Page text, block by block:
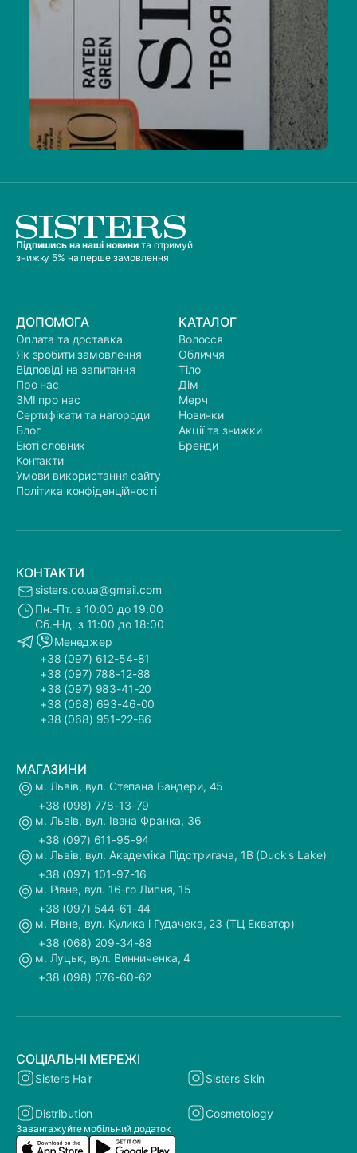
Підпишись на наші новини та отримуй
знижку 5% на перше замовлення
ДОПОМОГА
Оплата та доставка
Як зробити замовлення
Відповіді на запитання
Про нас
ЗМІ про нас
Сертифікати та нагороди
Блог
Бюті словник
Контакти
Умови використання сайту
Політика конфіденційності
КАТАЛОГ
Волосся
Обличчя
Тіло
Дім
Мерч
Новинки
Акції та знижки
Бренди
КОНТАКТИ
sisters.co.ua@gmail.com
Пн.-Пт. з 10:00 до 19:00
Сб.-Нд. з 11:00 до 18:00
Менеджер
+38 (097) 612-54-81
+38 (097) 788-12-88
+38 (097) 983-41-20
+38 (068) 693-46-00
+38 (068) 951-22-86
МАГАЗИНИ
м. Львів, вул. Степана Бандери, 45
+38 (098) 778-13-79
м. Львів, вул. Івана Франка, 36
+38 (097) 611-95-94
м. Львів, вул. Академіка Підстригача, 1В (Duck's Lake)
+38 (097) 101-97-16
м. Рівне, вул. 16-го Липня, 15
+38 (097) 544-61-44
м. Рівне, вул. Кулика і Гудачека, 23 (ТЦ Екватор)
+38 (068) 209-34-88
м. Луцьк, вул. Винниченка, 4
+38 (098) 076-60-62
СОЦІАЛЬНІ МЕРЕЖІ
Sisters Hair Sisters Skin
Distribution Cosmetology
Завантажуйте мобільний додаток